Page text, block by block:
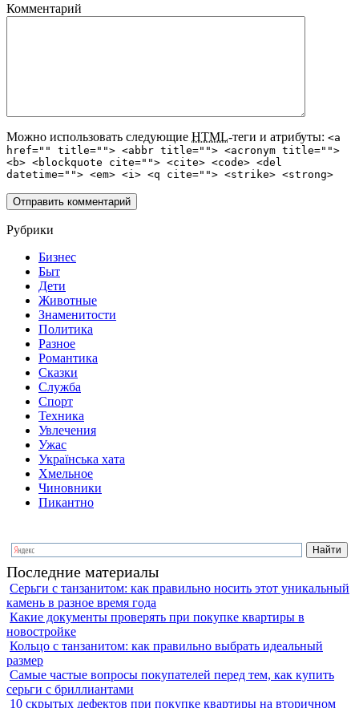
Комментарий
Можно использовать следующие HTML-теги и атрибуты: <a
href="" title=""> <abbr title=""> <acronym title="">
<b> <blockquote cite=""> <cite> <code> <del
datetime=""> <em> <i> <q cite=""> <strike> <strong>
Рубрики
Бизнес
Быт
Дети
Животные
Знаменитости
Политика
Разное
Романтика
Сказки
Служба
Спорт
Техника
Увлечения
Ужас
Українська хата
Хмельное
Чиновники
Пикантно
Последние материалы
Серьги с танзанитом: как правильно носить этот уникальный
камень в разное время года
Какие документы проверять при покупке квартиры в
новостройке
Кольцо с танзанитом: как правильно выбрать идеальный
размер
Самые частые вопросы покупателей перед тем, как купить
серьги с бриллиантами
10 скрытых дефектов при покупке квартиры на вторичном